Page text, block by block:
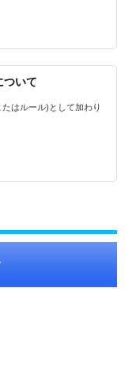
ついて
はルール)として加わり